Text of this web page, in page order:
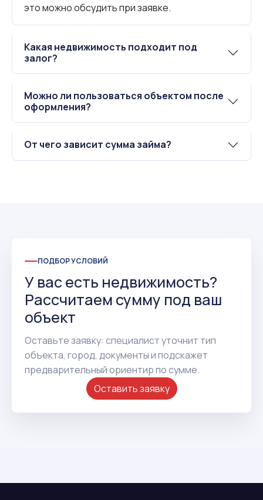
это можно обсудить при заявке.
Какая недвижимость подходит под
залог?
Можно ли пользоваться объектом после
оформления?
От чего зависит сумма займа?
ПОДБОР УСЛОВИЙ
У вас есть недвижимость?
Рассчитаем сумму под ваш
объект
Оставьте заявку: специалист уточнит тип
объекта, город, документы и подскажет
предварительный ориентир по сумме.
Оставить заявку